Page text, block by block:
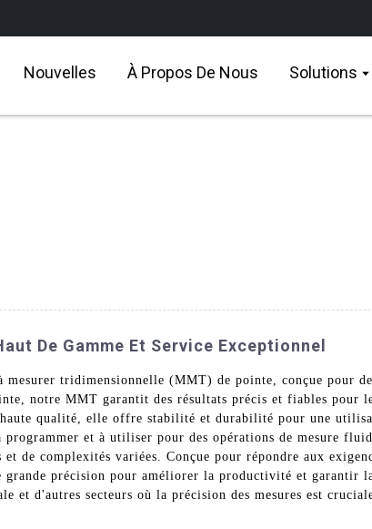
Nouvelles À Propos De Nous Solutions
De Gamme Et Service Exceptionnel
tridimensionnelle (MMT) de pointe, conçue pour
notre MMT garantit des résultats précis et fiables pour
qualité, elle offre stabilité et durabilité pour une
et à utiliser pour des opérations de mesure
de complexités variées. Conçue pour répondre aux
précision pour améliorer la productivité et garantir
d'autres secteurs où la précision des mesures est